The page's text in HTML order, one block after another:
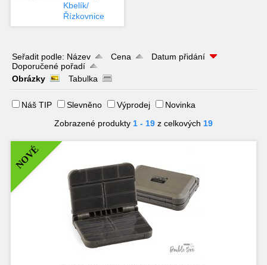
Kbelík/
Řízkovnice
18L
Seřadit podle: Název Cena
Datum přidání
Doporučené pořadí
Obrázky
Tabulka
Náš TIP Slevněno Výprodej
Novinka
Zobrazené produkty 1 - 19 z celkových 19
NOVÉ